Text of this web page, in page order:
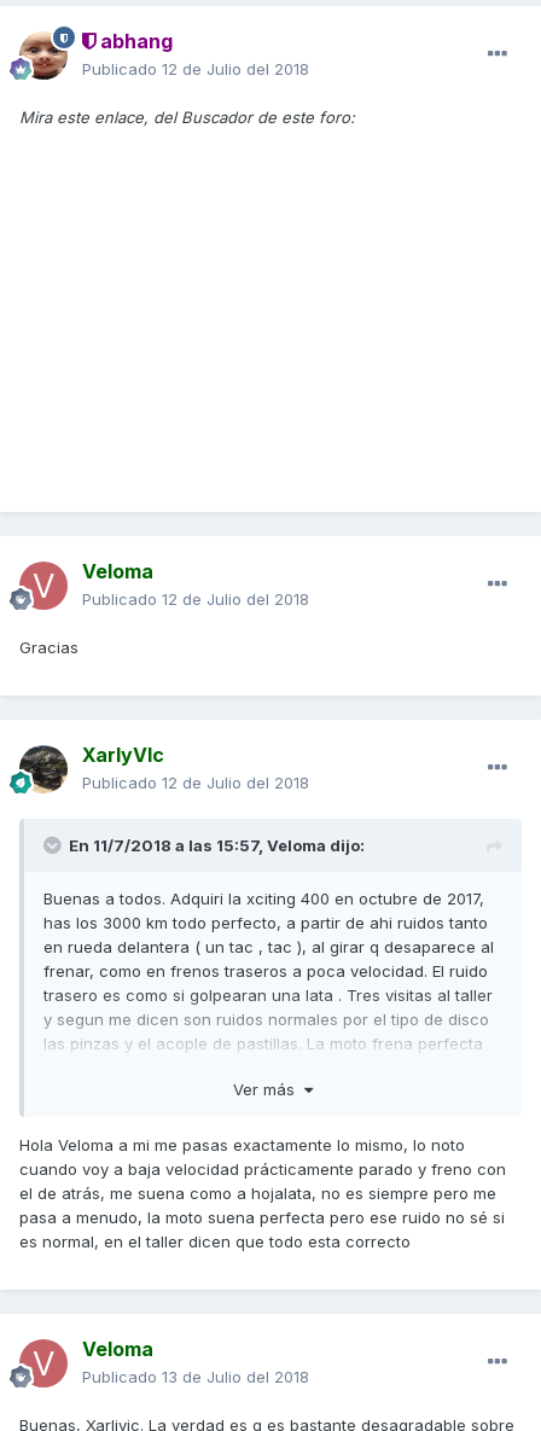
abhang
Publicado 12 de Julio del 2018
Mira este enlace, del Buscador de este foro:
Veloma
Publicado 12 de Julio del 2018
Gracias
XarlyVlc
Publicado 12 de Julio del 2018
En 11/7/2018 a las 15:57, Veloma dijo:
Buenas a todos. Adquiri la xciting 400 en octubre de 2017,
has los 3000 km todo perfecto, a partir de ahi ruidos tanto
en rueda delantera ( un tac , tac ), al girar q desaparece al
frenar, como en frenos traseros a poca velocidad. El ruido
trasero es como si golpearan una lata . Tres visitas al taller
y segun me dicen son ruidos normales por el tipo de disco
las pinzas y el acople de pastillas. La moto frena perfecta
peor es q me siguen diciendo q es normal. Un saludo
Ver más
Hola Veloma a mi me pasas exactamente lo mismo, lo noto
cuando voy a baja velocidad prácticamente parado y freno con
el de atrás, me suena como a hojalata, no es siempre pero me
pasa a menudo, la moto suena perfecta pero ese ruido no sé si
es normal, en el taller dicen que todo esta correcto
Veloma
Publicado 13 de Julio del 2018
Buenas, Xarlivic. La verdad es q es bastante desagradable sobre